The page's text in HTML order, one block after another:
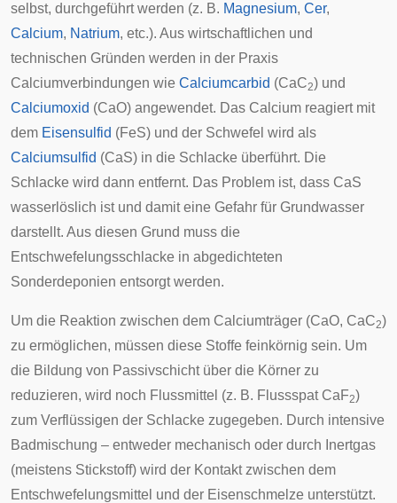
selbst, durchgeführt werden (z. B. Magnesium, Cer,
Calcium, Natrium, etc.). Aus wirtschaftlichen und
technischen Gründen werden in der Praxis
Calciumverbindungen wie Calciumcarbid (CaC2) und
Calciumoxid (CaO) angewendet. Das Calcium reagiert mit
dem Eisensulfid (FeS) und der Schwefel wird als
Calciumsulfid (CaS) in die Schlacke überführt. Die
Schlacke wird dann entfernt. Das Problem ist, dass CaS
wasserlöslich ist und damit eine Gefahr für Grundwasser
darstellt. Aus diesen Grund muss die
Entschwefelungsschlacke in abgedichteten
Sonderdeponien entsorgt werden.
Um die Reaktion zwischen dem Calciumträger (CaO, CaC2)
zu ermöglichen, müssen diese Stoffe feinkörnig sein. Um
die Bildung von Passivschicht über die Körner zu
reduzieren, wird noch Flussmittel (z. B. Flussspat CaF2)
zum Verflüssigen der Schlacke zugegeben. Durch intensive
Badmischung – entweder mechanisch oder durch Inertgas
(meistens Stickstoff) wird der Kontakt zwischen dem
Entschwefelungsmittel und der Eisenschmelze unterstützt.